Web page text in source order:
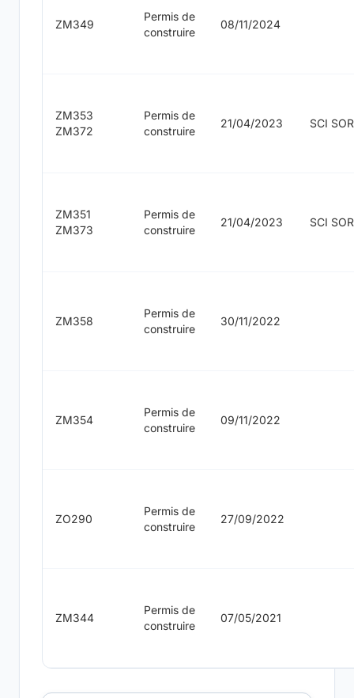
ZM349
Permis de
construire
08/11/2024
ZM353
ZM372
Permis de
construire
21/04/2023 SCI
ZM351
ZM373
Permis de
construire
21/04/2023 SCI
ZM358
Permis de
construire
30/11/2022
ZM354
Permis de
construire
09/11/2022
ZO290
Permis de
construire
27/09/2022
ZM344
Permis de
construire
07/05/2021